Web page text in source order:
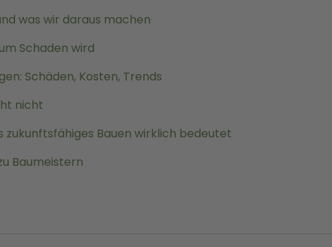
was wir daraus machen
Schaden wird
Schäden, Kosten, Trends
nicht
zukunftsfähiges Bauen wirklich bedeutet
Baumeistern